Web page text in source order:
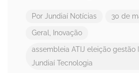
Por Jundiaí Notícias 30 de
Geral, Inovação
assembleia ATIJ eleição gestão
Jundiaí Tecnologia